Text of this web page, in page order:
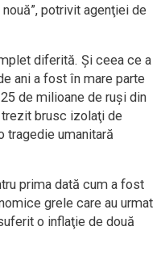
potrivit agenţiei de
diferită. Şi ceea ce a
ani a fost în mare parte
de milioane de ruşi din
brusc izolaţi de
tragedie umanitară
prima dată cum a fost
grele care au urmat
o inflaţie de două